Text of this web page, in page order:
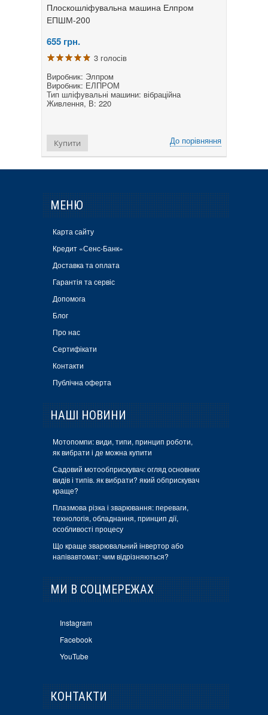
Плоскошліфувальна машина Елпром
ЕПШМ-200
655 грн.
3 голосів
Виробник: Элпром
Виробник: ЕЛПРОМ
Тип шліфувальні машини: вібраційна
Живлення, В: 220
До порівняння
Купити
МЕНЮ
Карта сайту
Кредит «Сенс-Банк»
Доставка та оплата
Гарантія та сервіс
Допомога
Блог
Про нас
Сертифікати
Контакти
Публічна оферта
НАШІ НОВИНИ
Мотопомпи: види, типи, принцип роботи,
як вибрати і де можна купити
Садовий мотообприскувач: огляд основних
видів і типів. як вибрати? який обприскувач
краще?
Плазмова різка і зварювання: переваги,
технологія, обладнання, принцип дії,
особливості процесу
Що краще зварювальний інвертор або
напівавтомат: чим відрізняються?
МИ В СОЦМЕРЕЖАХ
Instagram
Facebook
YouTube
КОНТАКТИ